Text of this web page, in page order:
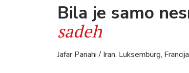
Bila je samo
sadeh
Jafar Panahi / Iran, Luksemburg,